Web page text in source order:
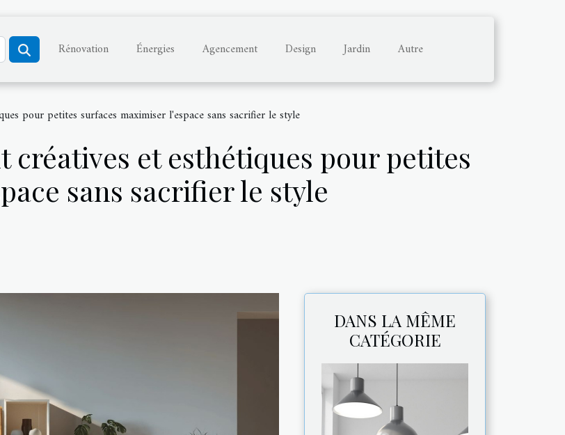
Rénovation Énergies Agencement Design Jardin Autre
pour petites surfaces maximiser l'espace sans sacrifier le style
créatives et esthétiques pour petites
sans sacrifier le style
DANS LA MÊME
CATÉGORIE